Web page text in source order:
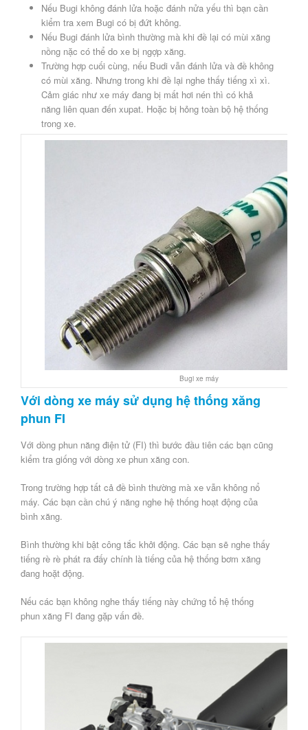
Nếu Bugi không đánh lửa hoặc đánh nửa yếu thì bạn cần
kiểm tra xem Bugi có bị đứt không.
Nếu Bugi đánh lửa bình thường mà khi đề lại có mùi xăng
nồng nặc có thể do xe bị ngợp xăng.
Trường hợp cuối cùng, nếu Budi vẫn đánh lửa và đề không
có mùi xăng. Nhưng trong khi đề lại nghe thấy tiếng xì xì.
Cảm giác như xe máy đang bị mất hơi nén thì có khả
năng liên quan đến xupat. Hoặc bị hỏng toàn bộ hệ thống
trong xe.
Bugi xe máy
Với dòng xe máy sử dụng hệ thống xăng
phun FI
Với dòng phun năng điện tử (FI) thì bước đầu tiên các bạn cũng
kiểm tra giống với dòng xe phun xăng con.
Trong trường hợp tất cả đề bình thường mà xe vẫn không nổ
máy. Các bạn cần chú ý năng nghe hệ thống hoạt động của
bình xăng.
Bình thường khi bật công tắc khởi động. Các bạn sẽ nghe thấy
tiếng rè rè phát ra đấy chính là tiếng của hệ thống bơm xăng
đang hoặt động.
Nếu các bạn không nghe thấy tiếng này chứng tổ hệ thống
phun xăng FI đang gặp vấn đề.